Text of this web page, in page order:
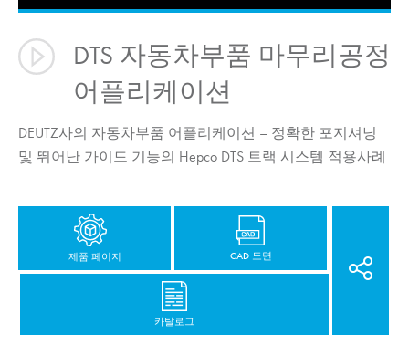
DTS 자동차부품 마무리공정
어플리케이션
DEUTZ사의 자동차부품 어플리케이션 – 정확한 포지셔닝
및 뛰어난 가이드 기능의 Hepco DTS 트랙 시스템 적용사례
제품 페이지 CAD 도면
카탈로그